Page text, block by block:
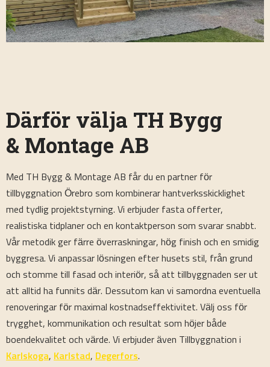
Därför välja TH Bygg
& Montage AB
Med TH Bygg & Montage AB får du en partner för
tillbyggnation Örebro som kombinerar hantverksskicklighet
med tydlig projektstyrning. Vi erbjuder fasta offerter,
realistiska tidplaner och en kontaktperson som svarar snabbt.
Vår metodik ger färre överraskningar, hög finish och en smidig
byggresa. Vi anpassar lösningen efter husets stil, från grund
och stomme till fasad och interiör, så att tillbyggnaden ser ut
att alltid ha funnits där. Dessutom kan vi samordna eventuella
renoveringar för maximal kostnadseffektivitet. Välj oss för
trygghet, kommunikation och resultat som höjer både
boendekvalitet och värde. Vi erbjuder även Tillbyggnation i
Karlskoga, Karlstad, Degerfors.